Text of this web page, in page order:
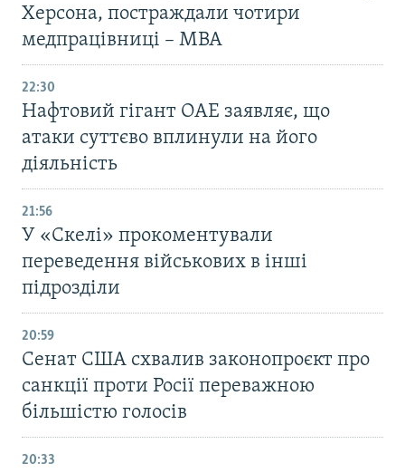
Херсона, постраждали чотири
медпрацівниці – МВА
22:30
Нафтовий гігант ОАЕ заявляє, що
атаки суттєво вплинули на його
діяльність
21:56
У «Скелі» прокоментували
переведення військових в інші
підрозділи
20:59
Cенат США схвалив законопроєкт про
санкції проти Росії переважною
більшістю голосів
20:33